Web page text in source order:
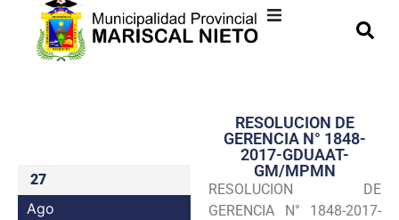
Transparencia
Seguridad
Programas
27
Ago
RESOLUCION DE
GERENCIA N° 1848-
2017-GDUAAT-
GM/MPMN
RESOLUCION DE
GERENCIA N° 1848-2017-